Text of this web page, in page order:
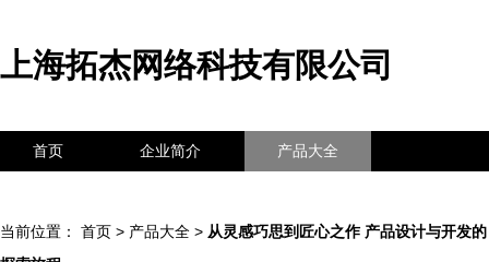
上海拓杰网络科技有限公司
首页 企业简介 产品大全
当前位置： 首页 > 产品大全 > 从灵感巧思到匠心之作 产品设计与开发的